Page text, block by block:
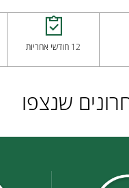
12 חודשי אחריות
שנצפו